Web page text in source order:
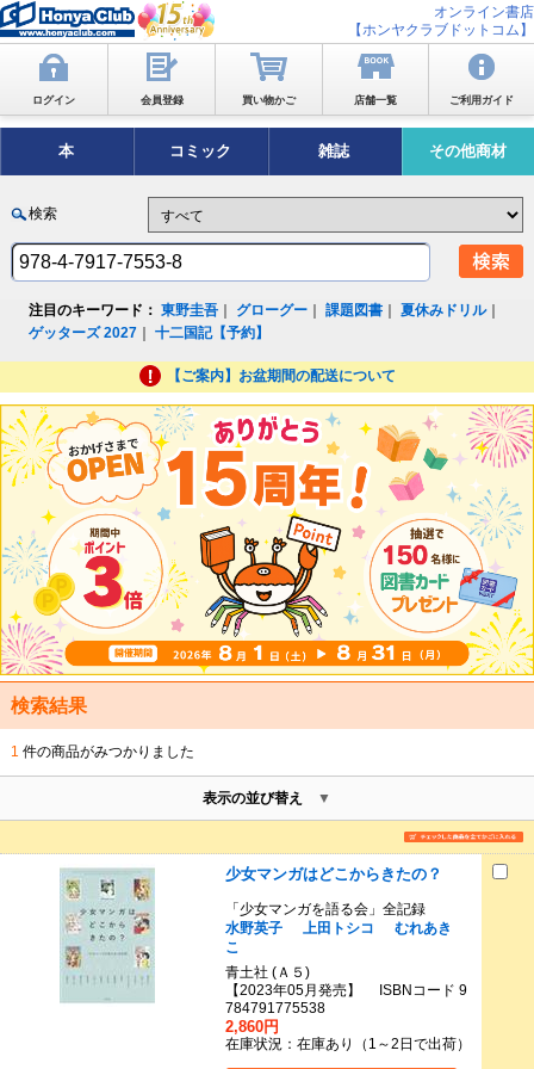
オンライン書店
【ホンヤクラブドットコム】
ログイン 会員登録 買い物かご 店舗一覧 ご利用ガイド
本 コミック 雑誌 その他商材
検索
注目のキーワード： 東野圭吾 グローグー ｜課題図書 ｜夏休みドリル｜
ゲッターズ 2027 ｜十二国記【予約】
【ご案内】お盆期間の配送について
検索結果
1 件の商品がみつかりました
表示の並び替え
少女マンガはどこからきたの？
「少女マンガを語る会」全記録
水野英子
上田トシコ
むれあき
こ
青土社 (Ａ５)
【2023年05月発売】 ISBNコード 9
784791775538
2,860円
在庫状況：在庫あり（1～2日で出荷）